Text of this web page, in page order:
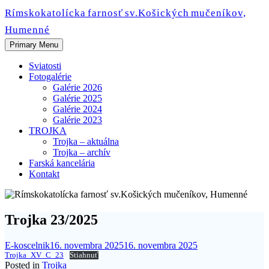
Skip
to
content
Rímskokatolícka farnosť sv.Košických mučeníkov,
Humenné
Primary Menu
Sviatosti
Fotogalérie
Galérie 2026
Galérie 2025
Galérie 2024
Galérie 2023
TROJKA
Trojka – aktuálna
Trojka – archív
Farská kancelária
Kontakt
Trojka 23/2025
E-koscelnik16. novembra 202516. novembra 2025
Trojka_XV_C_23 Stiahnuť
Posted in Trojka